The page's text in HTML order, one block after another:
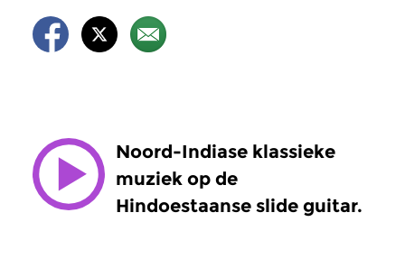
Noord-Indiase klassieke
muziek op de
Hindoestaanse slide guitar.